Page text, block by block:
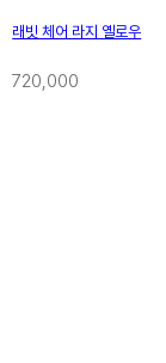
래빗 체어 라지 옐로우
720,000